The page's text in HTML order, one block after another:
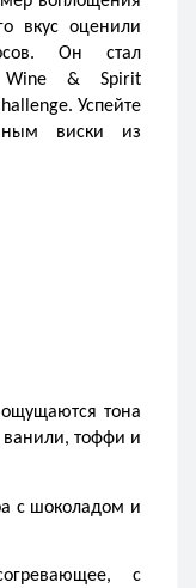
вкус оценили
Он стал
Wine & Spirit
Успейте
виски из
тона
ванили, тоффи и
с шоколадом и
с